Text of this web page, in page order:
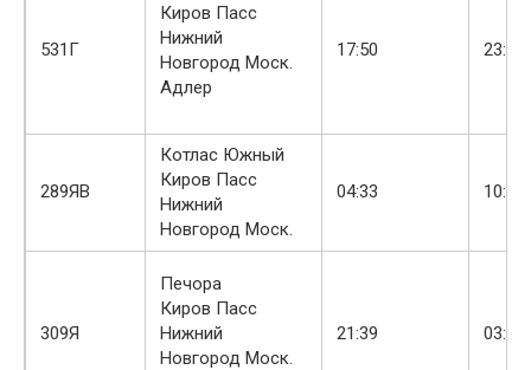
531Г
Киров Пасс
Нижний
Новгород Моск.
Адлер
17:50 23:51
289ЯВ
Котлас Южный
Киров Пасс
Нижний
Новгород Моск.
04:33 10:17
309Я
Печора
Киров Пасс
Нижний
Новгород Моск.
21:39 03:42